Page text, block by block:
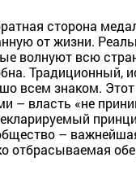
сторона
от жизни.
волнуют всю
Традиционный,
всем знаком.
– власть «не
–
отбрасываемая